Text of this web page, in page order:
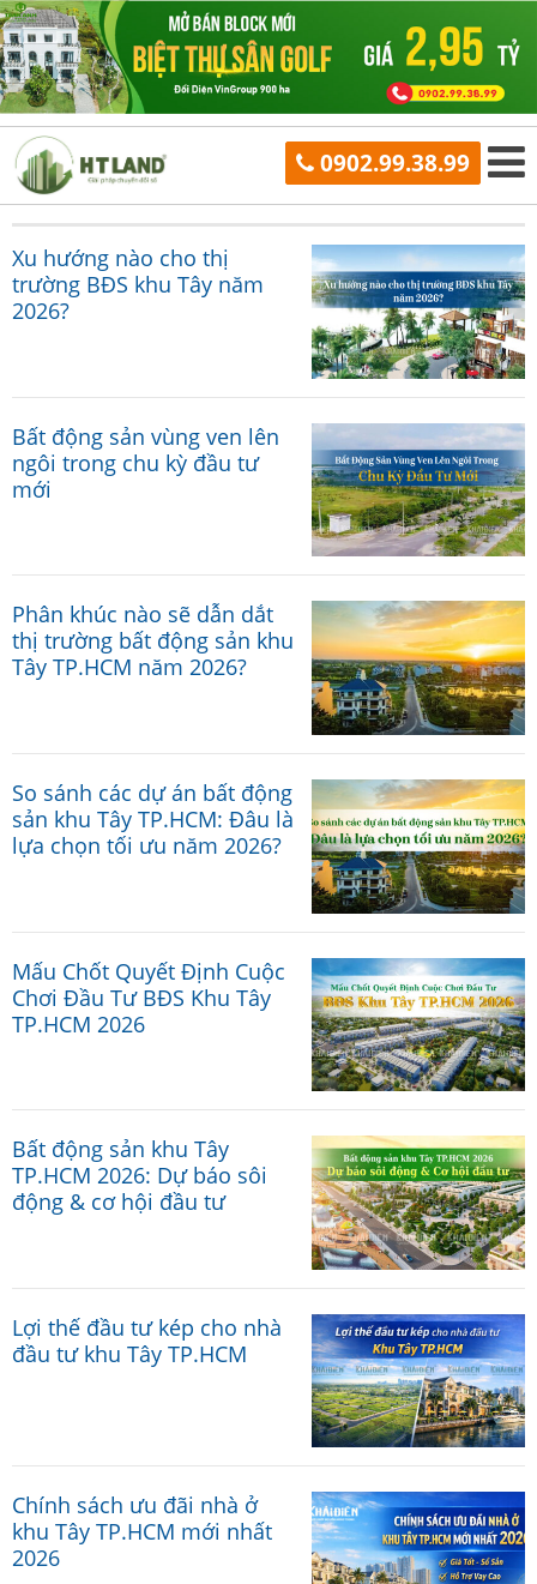
0902.99.38.99
Xu hướng nào cho thị
trường BĐS khu Tây năm
2026?
Bất động sản vùng ven lên
ngôi trong chu kỳ đầu tư
mới
Phân khúc nào sẽ dẫn dắt
thị trường bất động sản khu
Tây TP.HCM năm 2026?
So sánh các dự án bất động
sản khu Tây TP.HCM: Đâu là
lựa chọn tối ưu năm 2026?
Mấu Chốt Quyết Định Cuộc
Chơi Đầu Tư BĐS Khu Tây
TP.HCM 2026
Bất động sản khu Tây
TP.HCM 2026: Dự báo sôi
động & cơ hội đầu tư
Lợi thế đầu tư kép cho nhà
đầu tư khu Tây TP.HCM
Chính sách ưu đãi nhà ở
khu Tây TP.HCM mới nhất
2026